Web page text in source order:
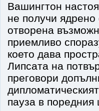
Вашингтон
не получи
отворена
приемливо
което дава
Липсата на
преговори
пауза в поредния